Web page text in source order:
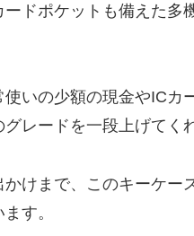
ドポケットも備えた多
いの少額の現金やICカ
レードを一段上げてく
けまで、このキーケー
す。